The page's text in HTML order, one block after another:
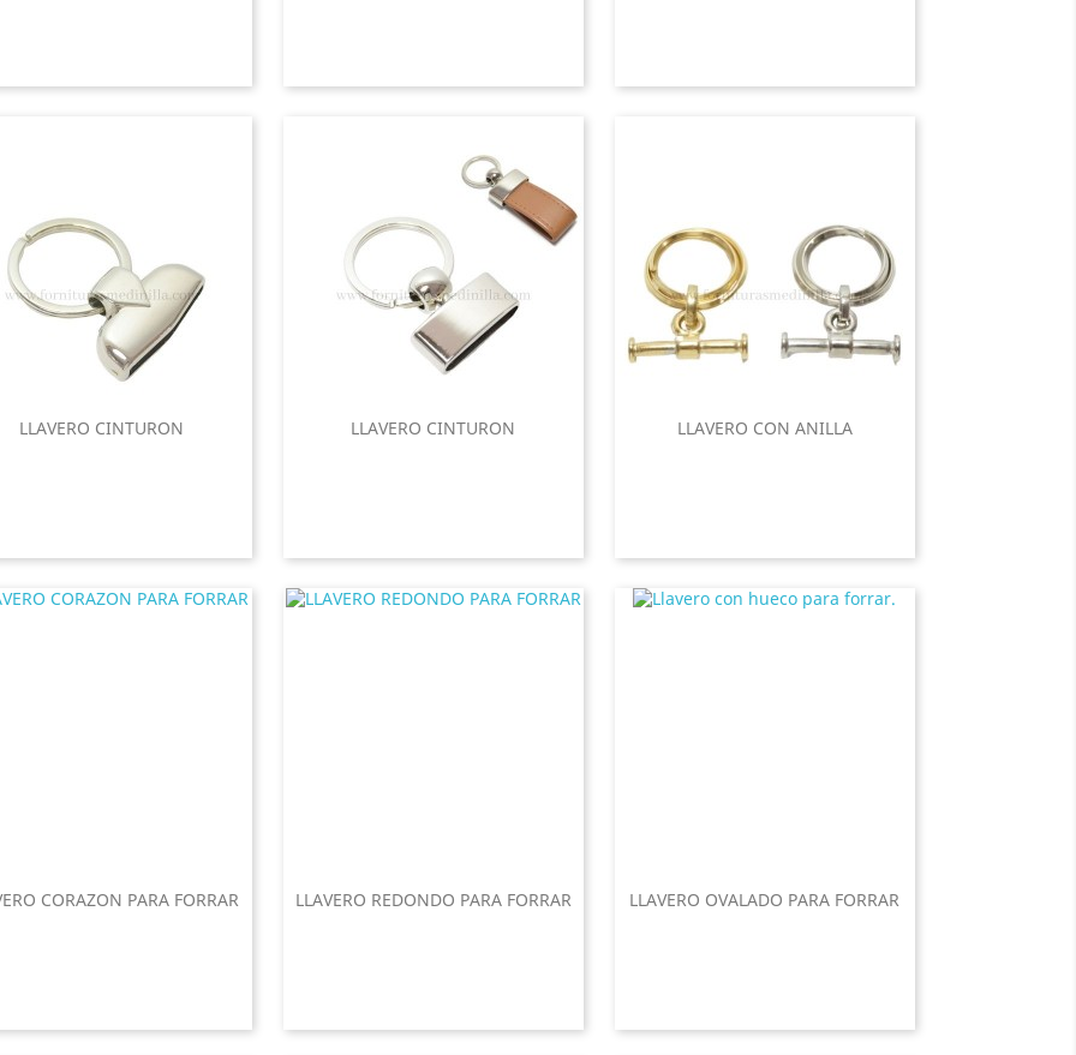
LLAVERO CINTURON LLAVERO CINTURON LLAVERO CON ANILLA
CORAZON PARA FORRAR LLAVERO REDONDO PARA FORRAR LLAVERO OVALADO PARA FORRAR